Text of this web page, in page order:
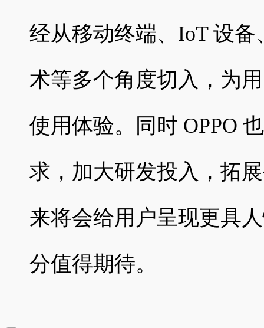
经从移动终端、IoT 设备
术等多个角度切入，为
使用体验。同时 OPPO
求，加大研发投入，拓
来将会给用户呈现更具
分值得期待。